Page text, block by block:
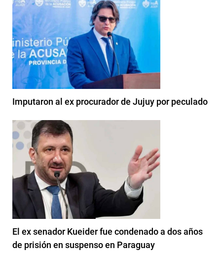
Imputaron al ex procurador de Jujuy por peculado
El ex senador Kueider fue condenado a dos años
de prisión en suspenso en Paraguay